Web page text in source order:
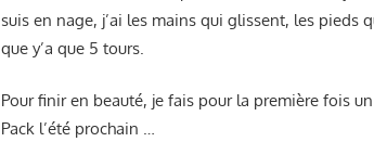
suis en nage, j’ai les mains qui glissent, les pieds
que y’a que 5 tours.
Pour finir en beauté, je fais pour la première fois
Pack l’été prochain …